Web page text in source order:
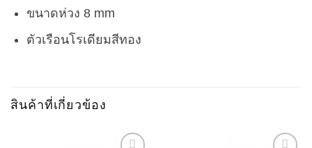
ขนาดห่วง 8 mm
ตัวเรือนโรเดียมสีทอง
สินค้าที่เกี่ยวข้อง